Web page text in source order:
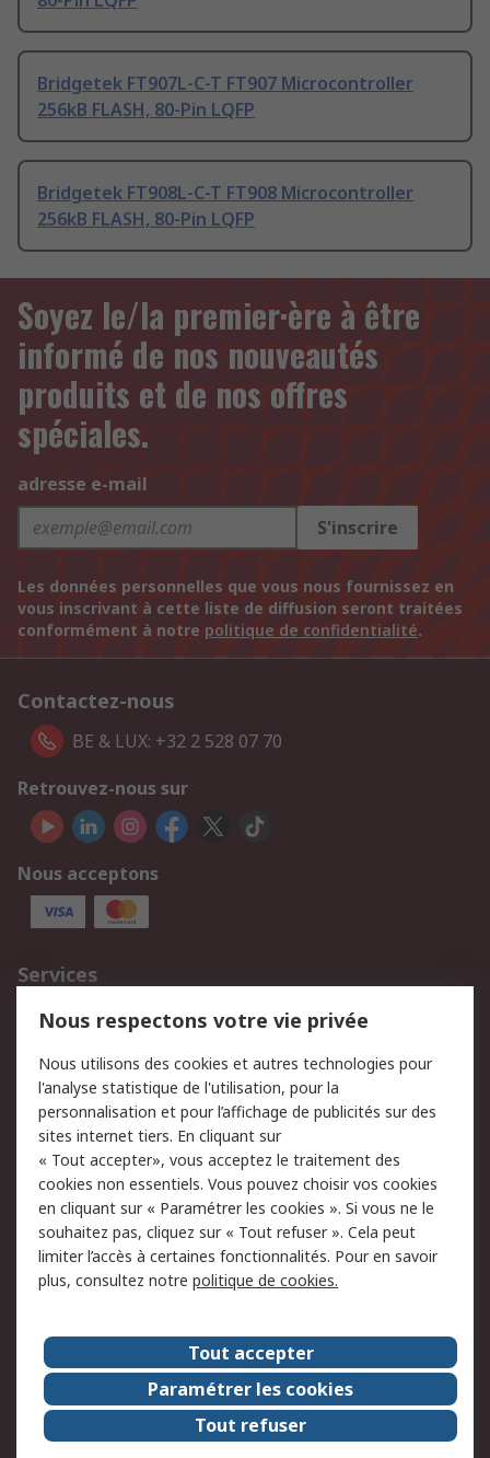
Bridgetek FT907L-C-T FT907 Microcontroller
256kB FLASH, 80-Pin LQFP
Bridgetek FT908L-C-T FT908 Microcontroller
256kB FLASH, 80-Pin LQFP
Soyez le/la premier·ère à être
informé de nos nouveautés
produits et de nos offres
spéciales.
adresse e-mail
S'inscrire
Les données personnelles que vous nous fournissez en
vous inscrivant à cette liste de diffusion seront traitées
conformément à notre politique de confidentialité.
Contactez-nous
BE & LUX: +32 2 528 07 70
Retrouvez-nous sur
Nous acceptons
Services
750.000 produits
2.500 marques
Retours
Support technique
Track & trace
Legal
Politique de cookies
Sécurité des e-mails
Politique de protection
des données - Mise à
jour
Conditions générales
de vente
A propos de RS
Le groupe RS Group
A propos de RS
RS dans le monde
Travaillez chez RS
ESG
Nous respectons votre vie privée
Nous utilisons des cookies et autres technologies pour
l'analyse statistique de l'utilisation, pour la
personnalisation et pour l’affichage de publicités sur des
sites internet tiers. En cliquant sur
« Tout accepter», vous acceptez le traitement des
cookies non essentiels. Vous pouvez choisir vos cookies
en cliquant sur « Paramétrer les cookies ». Si vous ne le
souhaitez pas, cliquez sur « Tout refuser ». Cela peut
limiter l’accès à certaines fonctionnalités. Pour en savoir
plus, consultez notre politique de cookies.
Tout accepter
Paramétrer les cookies
Tout refuser